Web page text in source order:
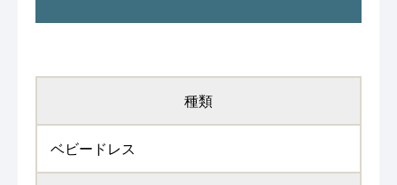
種類
ベビードレス